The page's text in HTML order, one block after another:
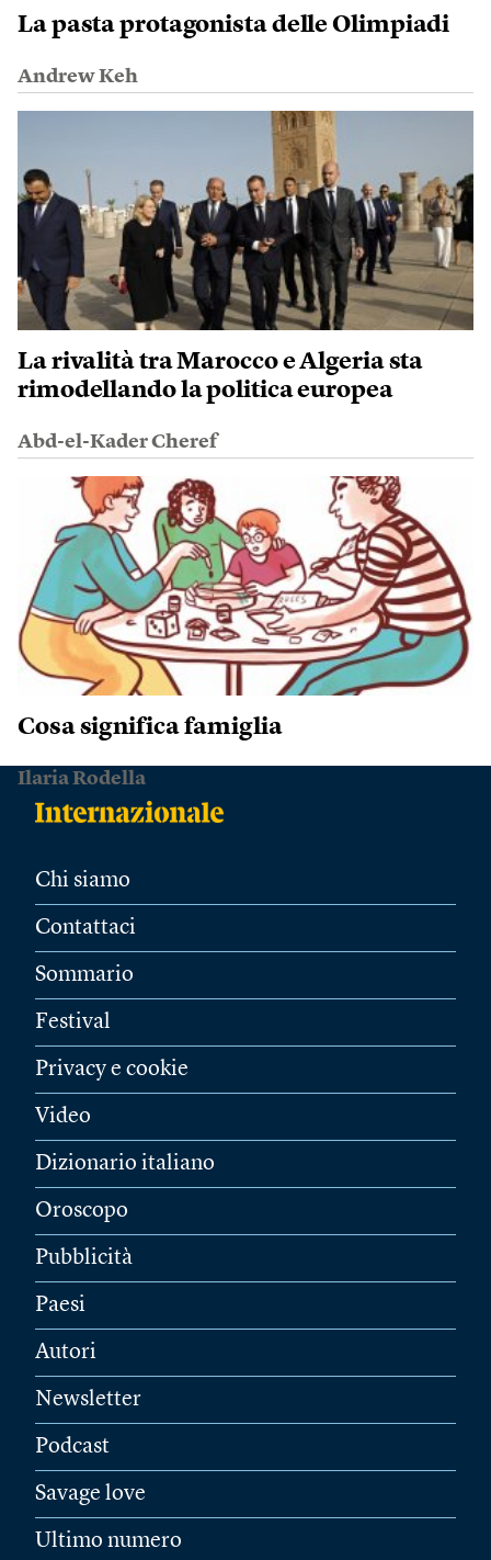
La pasta protagonista delle Olimpiadi
Andrew Keh
La rivalità tra Marocco e Algeria sta
rimodellando la politica europea
Abd-el-Kader Cheref
Cosa significa famiglia
Ilaria Rodella
Chi siamo
Contattaci
Sommario
Festival
Privacy e cookie
Video
Dizionario italiano
Oroscopo
Pubblicità
Paesi
Autori
Newsletter
Podcast
Savage love
Ultimo numero